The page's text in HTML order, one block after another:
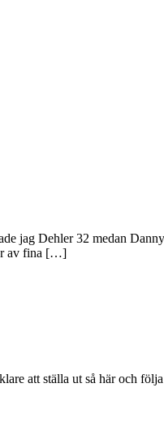
jag Dehler 32 medan
av fina […]
att ställa ut så här och